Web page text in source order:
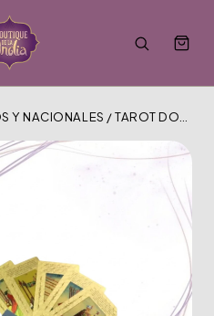
Y NACIONALES /TAROT DORADO RIDER WAITE PREMIUM MT-201